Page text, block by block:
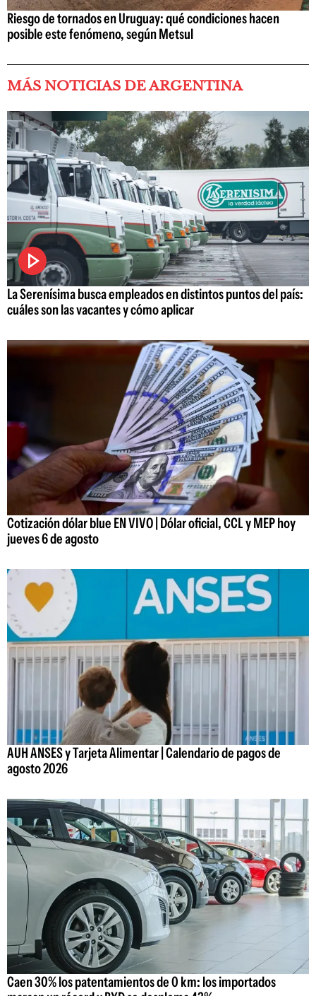
Riesgo de tornados en Uruguay: qué condiciones hacen
posible este fenómeno, según Metsul
MÁS NOTICIAS DE ARGENTINA
La Serenísima busca empleados en distintos puntos del país:
cuáles son las vacantes y cómo aplicar
Cotización dólar blue EN VIVO | Dólar oficial, CCL y MEP hoy
jueves 6 de agosto
AUH ANSES y Tarjeta Alimentar | Calendario de pagos de
agosto 2026
Caen 30% los patentamientos de 0 km: los importados